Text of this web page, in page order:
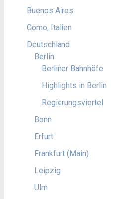
Buenos Aires
Como, Italien
Deutschland
Berlin
Berliner Bahnhöfe
Highlights in Berlin
Regierungsviertel
Bonn
Erfurt
Frankfurt (Main)
Leipzig
Ulm